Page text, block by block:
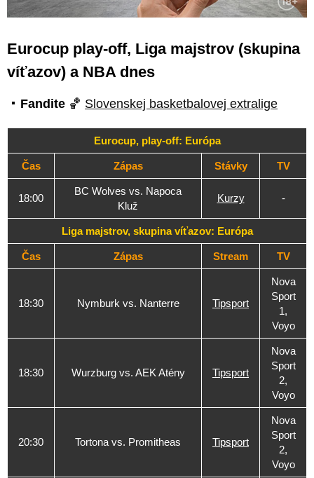
Eurocup play-off, Liga majstrov (skupina
víťazov) a NBA dnes
Fandite 🏀 Slovenskej basketbalovej extralige
Eurocup, play-off: Európa
Čas Zápas Stávky TV
18:00
BC Wolves vs. Napoca
Kluž
Kurzy -
Liga majstrov, skupina víťazov: Európa
Čas Zápas Stream TV
18:30 Nymburk vs. Nanterre Tipsport
Nova
Sport
1,
Voyo
18:30 Wurzburg vs. AEK Atény Tipsport
Nova
Sport
2,
Voyo
20:30 Tortona vs. Promitheas Tipsport
Nova
Sport
2,
Voyo